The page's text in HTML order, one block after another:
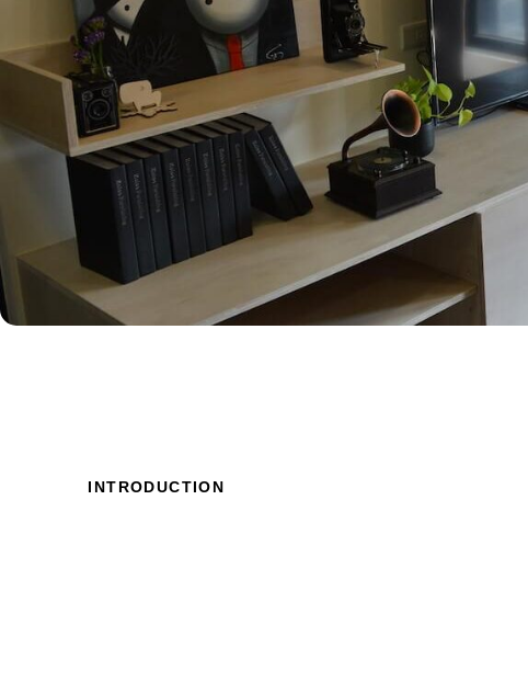
INTRODUCTION